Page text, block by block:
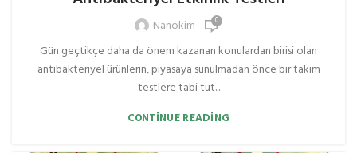
Nanokim 0
Gün geçtikçe daha da önem kazanan konulardan birisi olan
antibakteriyel ürünlerin, piyasaya sunulmadan önce bir takım
testlere tabi tut...
CONTINUE READING